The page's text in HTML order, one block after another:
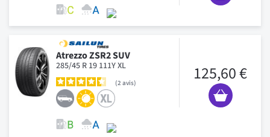
Atrezzo ZSR2 SUV
285/45 R 19 111Y XL
2 avis 125,60 €